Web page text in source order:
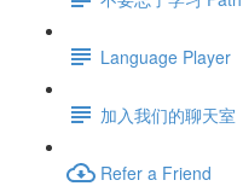
Language Player
加入我们的聊天室
Refer a Friend